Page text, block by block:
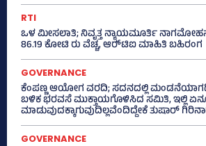
RTI
ಒಳ ಮೀಸಲಾತಿ; ನಿವೃತ್ತ ನ್ಯಾಯಮೂರ್ತಿ
86.19 ಕೋಟಿ ರು ವೆಚ್ಚ, ಆರ್‍‌ಟಿಐ ಮಾಹಿತಿ ಬಹಿರಂಗ
GOVERNANCE
ಕೆಂಪಣ್ಣ ಆಯೋಗ ವರದಿ; ಸದನದಲ್ಲಿ
ಬಳಿಕ ಭರವಸೆ ಮುಕ್ತಾಯಗೊಳಿಸಿದ ಸಮಿತಿ, ಇಲ್ಲಿ
ಮಾಡುವುದಕ್ಕಾಗುವುದಿಲ್ಲವೆಂದಿದ್ದೇಕೆ ತುಷಾರ್
GOVERNANCE